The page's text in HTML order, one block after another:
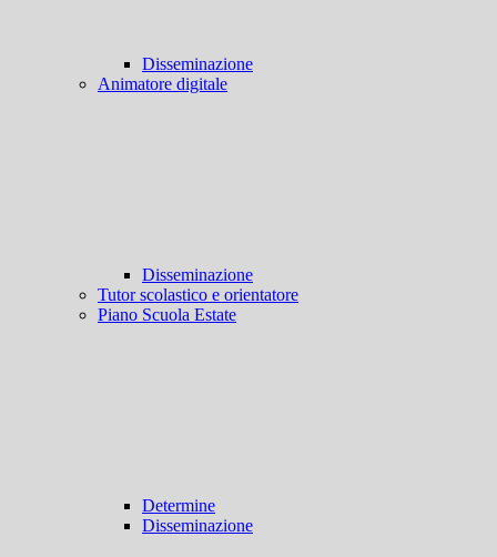
Disseminazione
Animatore digitale
Disseminazione
Tutor scolastico e orientatore
Piano Scuola Estate
Determine
Disseminazione